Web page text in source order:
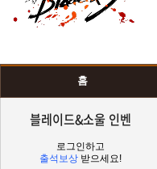
홈
블레이드&소울 인벤
로그인하고
출석보상 받으세요!